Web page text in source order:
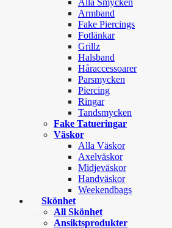
Alla Smycken
Armband
Fake Piercings
Fotlänkar
Grillz
Halsband
Håraccessoarer
Parsmycken
Piercing
Ringar
Tandsmycken
Fake Tatueringar
Väskor
Alla Väskor
Axelväskor
Midjeväskor
Handväskor
Weekendbags
Skönhet
All Skönhet
Ansiktsprodukter